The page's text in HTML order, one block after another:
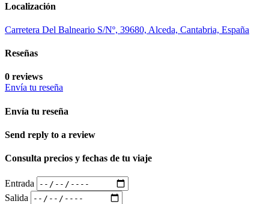
Localización
Carretera Del Balneario S/Nº, 39680, Alceda, Cantabria, España
Reseñas
0 reviews
Envía tu reseña
Envía tu reseña
Send reply to a review
Consulta precios y fechas de tu viaje
Entrada
Salida